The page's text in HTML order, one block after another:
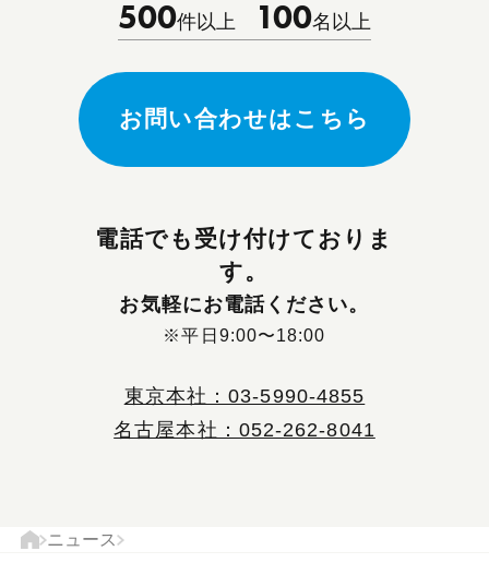
500件以上 100名以上
お問い合わせはこちら
電話でも受け付けておりま
す。
お気軽にお電話ください。
※平日9:00〜18:00
東京本社：03-5990-4855
名古屋本社：052-262-8041
ト
ニュース